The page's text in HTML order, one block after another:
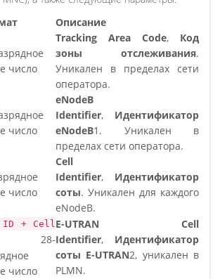
Описание
число
Tracking Area Code, Код
зоны отслеживания.
Уникален в пределах сети
оператора.
число
eNodeB
Identifier, Идентификатор
eNodeB1. Уникален в
пределах сети оператора.
число
Cell
Identifier, Идентификатор
соты. Уникален для каждого
eNodeB.
ID + Cell
28-
число
E-UTRAN Cell
Identifier, Идентификатор
соты E-UTRAN2, уникален в
PLMN.